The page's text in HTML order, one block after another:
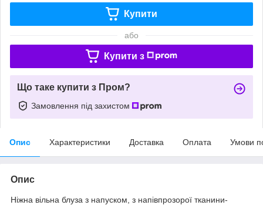
Купити
або
Купити з
Що таке купити з Пром?
Замовлення під захистом
Опис Характеристики Доставка Оплата Умови
Опис
Ніжна вільна блуза з напуском, з напівпрозорої тканини-